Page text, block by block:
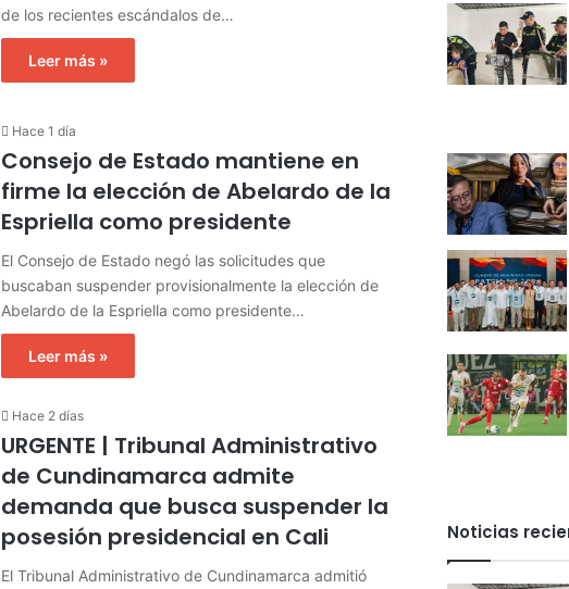
de los recientes escándalos de…
Leer más »
Hace 1 día
Consejo de Estado mantiene en
firme la elección de Abelardo de la
Espriella como presidente
El Consejo de Estado negó las solicitudes que
buscaban suspender provisionalmente la elección de
Abelardo de la Espriella como presidente…
Leer más »
Hace 2 días
URGENTE | Tribunal Administrativo
de Cundinamarca admite
demanda que busca suspender la
posesión presidencial en Cali
El Tribunal Administrativo de Cundinamarca admitió
Noticias